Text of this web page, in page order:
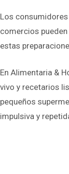
Los
comercios
estas
En Alimentaria &
vivo y recetarios
pequeños
impulsiva y